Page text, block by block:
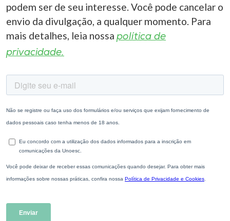
podem ser de seu interesse. Você pode cancelar o
envio da divulgação, a qualquer momento. Para
mais detalhes, leia nossa política de
privacidade.